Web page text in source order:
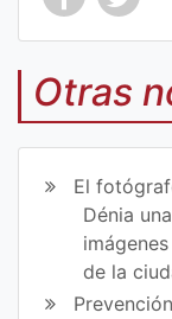
Co
mp
art
en
Fa
ce
ir
Otras
El
Dénia
de la